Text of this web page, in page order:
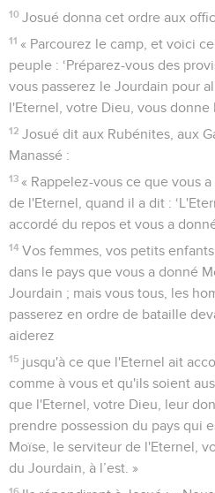
10 Josué donna cet ordre aux
11 « Parcourez le camp, et voici
peuple : ‘Préparez-vous des
vous passerez le Jourdain pour
l'Eternel, votre Dieu, vous donne
12 Josué dit aux Rubénites, aux
Manassé :
13 « Rappelez-vous ce que vous
de l'Eternel, quand il a dit :
accordé du repos et vous a
14 Vos femmes, vos petits
dans le pays que vous a donné
Jourdain ; mais vous tous, les
passerez en ordre de bataille
aiderez
15 jusqu'à ce que l'Eternel ait
comme à vous et qu'ils soient
que l'Eternel, votre Dieu, leur
prendre possession du pays qui
Moïse, le serviteur de l'Eternel,
du Jourdain, à l’est. »
16